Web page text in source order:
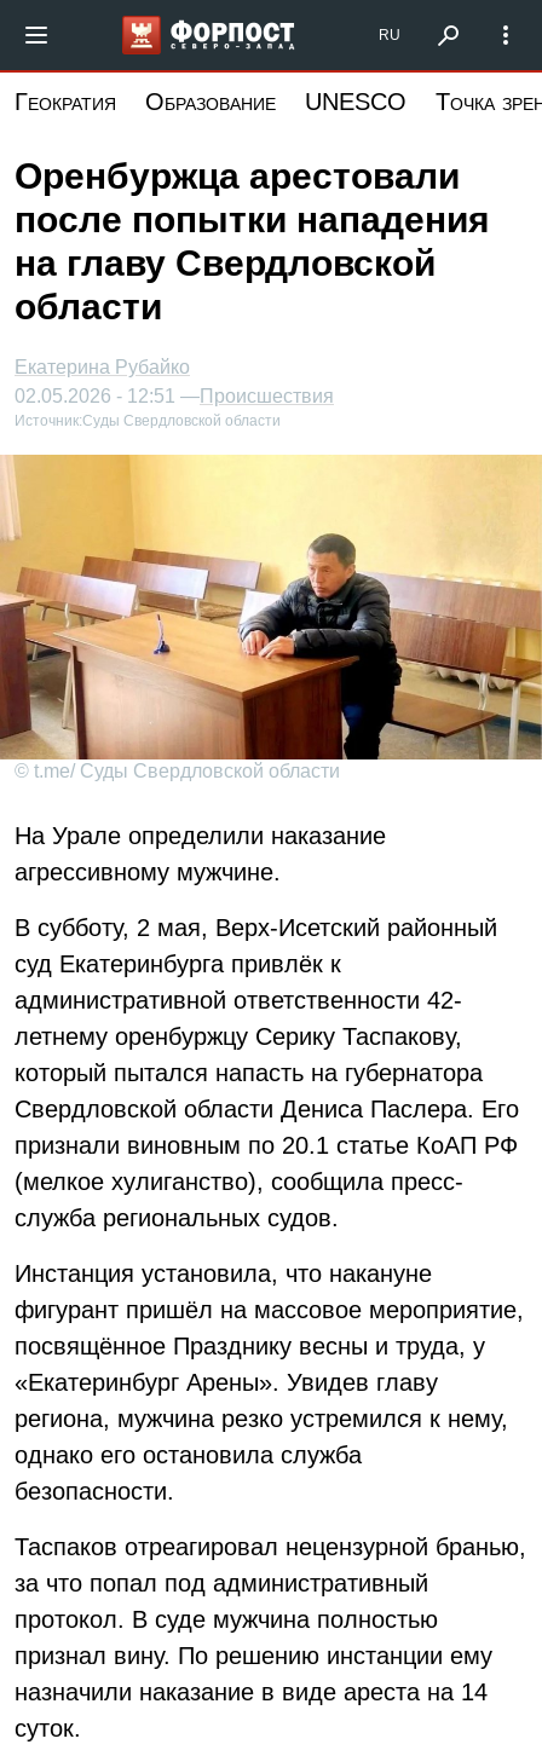
основному
Форпост Северо-Запад
RU
Геократия Образование UNESCO Точка
Оренбуржца арестовали
после попытки нападения
на главу Свердловской
области
Екатерина Рубайко
02.05.2026 - 12:51 —Происшествия
Источник:Суды Свердловской области
© t.me/ Суды Свердловской области
На Урале определили наказание
агрессивному мужчине.
В субботу, 2 мая, Верх-Исетский районный
суд Екатеринбурга привлёк к
административной ответственности 42-
летнему оренбуржцу Серику Таспакову,
который пытался напасть на губернатора
Свердловской области Дениса Паслера. Его
признали виновным по 20.1 статье КоАП РФ
(мелкое хулиганство), сообщила пресс-
служба региональных судов.
Инстанция установила, что накануне
фигурант пришёл на массовое мероприятие,
посвящённое Празднику весны и труда, у
«Екатеринбург Арены». Увидев главу
региона, мужчина резко устремился к нему,
однако его остановила служба
безопасности.
Таспаков отреагировал нецензурной бранью,
за что попал под административный
протокол. В суде мужчина полностью
признал вину. По решению инстанции ему
назначили наказание в виде ареста на 14
суток.